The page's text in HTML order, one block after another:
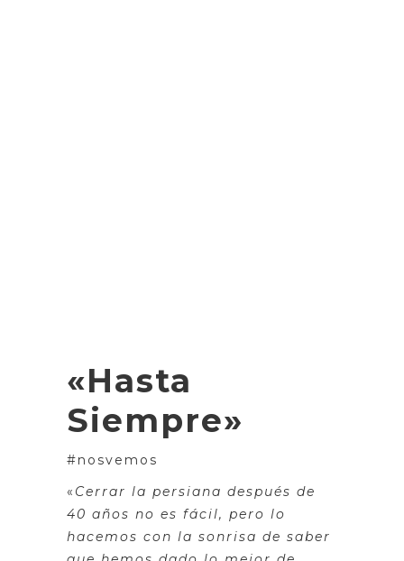
«Hasta
Siempre»
#nosvemos
« Cerrar la persiana después de
40 años no es fácil, pero lo
hacemos con la sonrisa de saber